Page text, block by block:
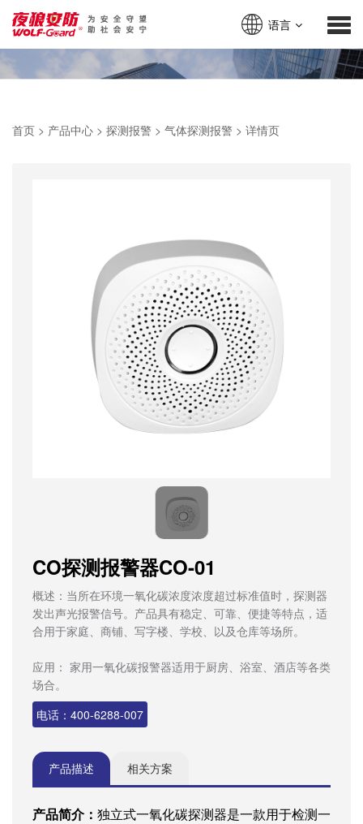
语言
首页 > 产品中心 > 探测报警 > 气体探测报警 > 详情页
CO探测报警器CO-01
概述：当所在环境一氧化碳浓度浓度超过标准值时，探测器
发出声光报警信号。产品具有稳定、可靠、便捷等特点，适
合用于家庭、商铺、写字楼、学校、以及仓库等场所。
应用： 家用一氧化碳报警器适用于厨房、浴室、酒店等各类
场合。
电话：400-6288-007
产品描述 相关方案
产品简介： 独立式一氧化碳探测器是一款用于检测一